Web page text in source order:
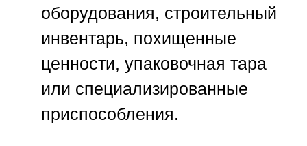
оборудования, строительный
инвентарь, похищенные
ценности, упаковочная тара
или специализированные
приспособления.